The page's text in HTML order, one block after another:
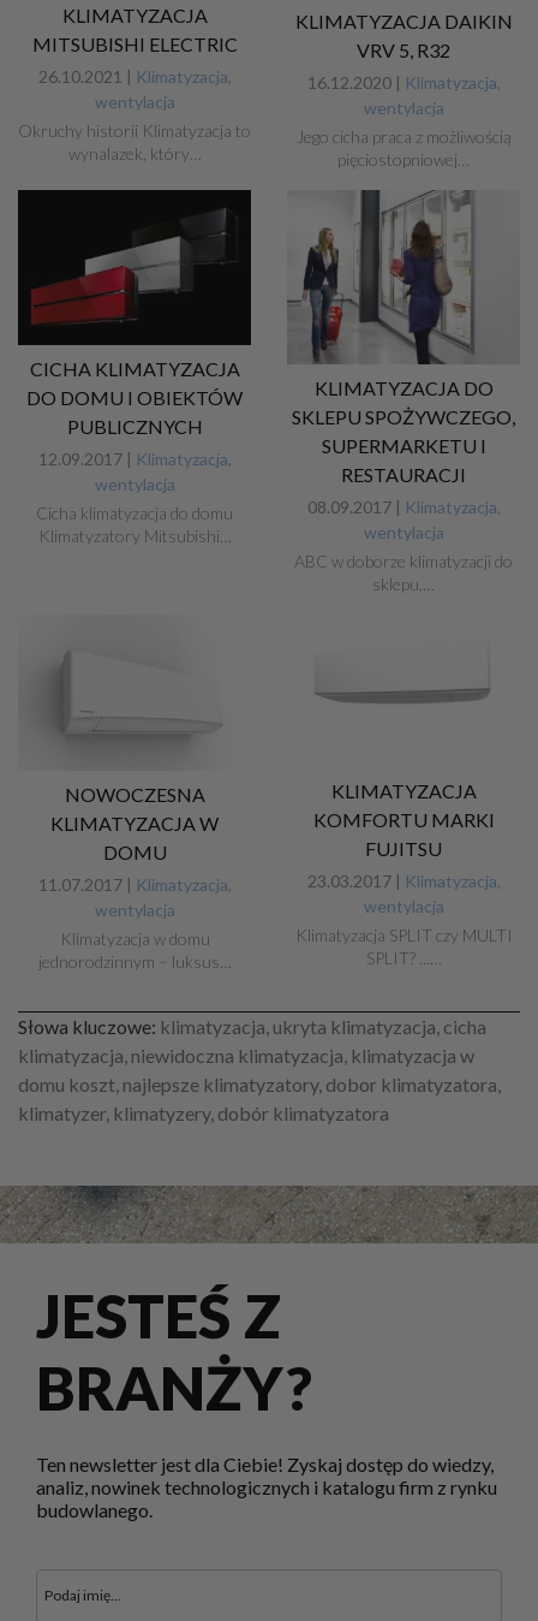
KLIMATYZACJA
MITSUBISHI ELECTRIC
26.10.2021 | Klimatyzacja,
wentylacja
Okruchy historii Klimatyzacja to
wynalazek, który…
KLIMATYZACJA DAIKIN
VRV 5, R32
16.12.2020 | Klimatyzacja,
wentylacja
Jego cicha praca z możliwością
pięciostopniowej…
CICHA KLIMATYZACJA
DO DOMU I OBIEKTÓW
PUBLICZNYCH
12.09.2017 | Klimatyzacja,
wentylacja
Cicha klimatyzacja do domu
Klimatyzatory Mitsubishi…
KLIMATYZACJA DO
SKLEPU SPOŻYWCZEGO,
SUPERMARKETU I
RESTAURACJI
08.09.2017 |
Klimatyzacja,
wentylacja
ABC w doborze klimatyzacji do
sklepu,…
NOWOCZESNA
KLIMATYZACJA W
DOMU
11.07.2017 | Klimatyzacja,
wentylacja
Klimatyzacja w domu
jednorodzinnym – luksus…
KLIMATYZACJA
KOMFORTU MARKI
FUJITSU
23.03.2017 | Klimatyzacja,
wentylacja
Klimatyzacja SPLIT czy MULTI
SPLIT? ...…
Słowa kluczowe: klimatyzacja, ukryta klimatyzacja, cicha
klimatyzacja, niewidoczna klimatyzacja, klimatyzacja w
domu koszt, najlepsze klimatyzatory, dobor klimatyzatora,
klimatyzer, klimatyzery, dobór klimatyzatora
JESTEŚ Z
BRANŻY?
Ten newsletter jest dla Ciebie! Zyskaj dostęp do wiedzy,
analiz, nowinek technologicznych i katalogu firm z rynku
budowlanego.